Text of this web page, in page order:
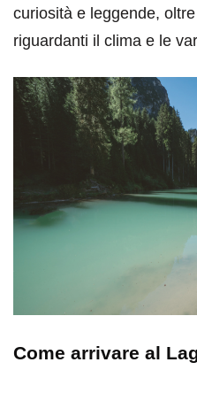
curiosità e leggende,
riguardanti il clima e le
Come arrivare al